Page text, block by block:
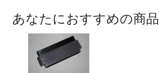
あなたにおすすめの商品